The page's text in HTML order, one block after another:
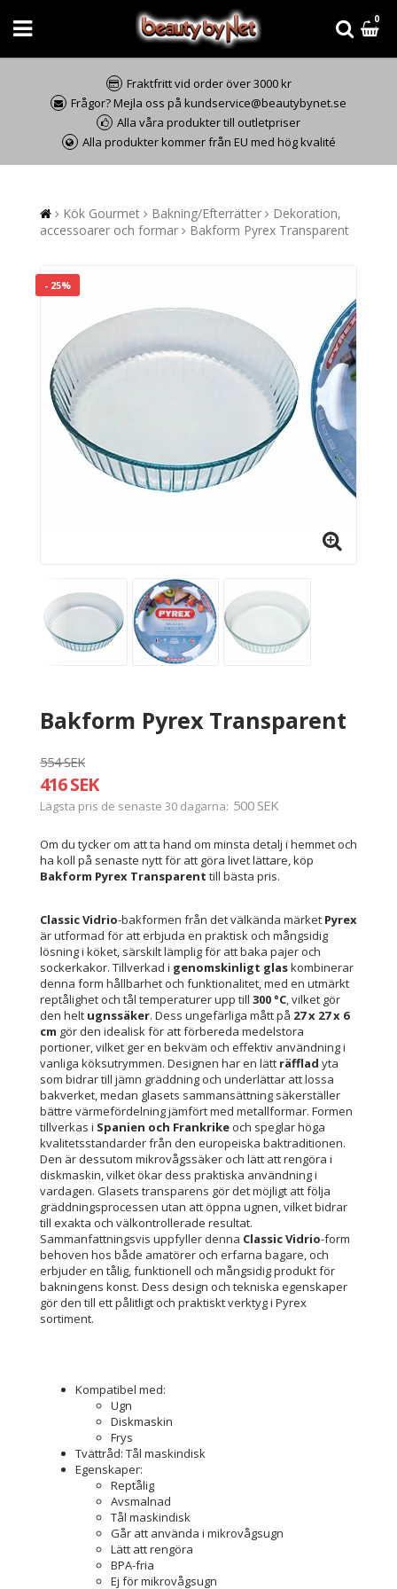
0
Fraktfritt vid order över 3000 kr
Frågor? Mejla oss på kundservice@beautybynet.se
Alla våra produkter till outletpriser
Alla produkter kommer från EU med hög kvalité
Kök Gourmet Bakning/Efterrätter
Dekoration,
accessoarer och formar
Bakform Pyrex Transparent
- 25%
Bakform Pyrex Transparent
554 SEK
416 SEK
Lägsta pris de senaste 30 dagarna 500 SEK
Om du tycker om att ta hand om minsta detalj i hemmet och
ha koll på senaste nytt för att göra livet lättare, köp
Bakform Pyrex Transparent till bästa pris.
Classic Vidrio-bakformen från det välkända märket Pyrex
är utformad för att erbjuda en praktisk och mångsidig
lösning i köket, särskilt lämplig för att baka pajer och
sockerkakor. Tillverkad i genomskinligt glaskombinerar
denna form hållbarhet och funktionalitet, med en utmärkt
reptålighet och tål temperaturer upp till 300 °C, vilket gör
den helt ugnssäker. Dess ungefärliga mått på 27 x 27 x 6
cm gör den idealisk för att förbereda medelstora
portioner, vilket ger en bekväm och effektiv användning i
vanliga köksutrymmen. Designen har en lätt räfflad yta
som bidrar till jämn gräddning och underlättar att lossa
bakverket, medan glasets sammansättning säkerställer
bättre värmefördelning jämfört med metallformar. Formen
tillverkas i Spanien och Frankrike och speglar höga
kvalitetsstandarder från den europeiska baktraditionen.
Den är dessutom mikrovågssäker och lätt att rengöra i
diskmaskin, vilket ökar dess praktiska användning i
vardagen. Glasets transparens gör det möjligt att följa
gräddningsprocessen utan att öppna ugnen, vilket bidrar
till exakta och välkontrollerade resultat.
Sammanfattningsvis uppfyller denna Classic Vidrio-form
behoven hos både amatörer och erfarna bagare, och
erbjuder en tålig, funktionell och mångsidig produkt för
bakningens konst. Dess design och tekniska egenskaper
gör den till ett pålitligt och praktiskt verktyg i Pyrex
sortiment.
Kompatibel med:
Ugn
Diskmaskin
Frys
Tvättråd: Tål maskindisk
Egenskaper:
Reptålig
Avsmalnad
Tål maskindisk
Går att använda i mikrovågsugn
Lätt att rengöra
BPA-fria
Ej för mikrovågsugn